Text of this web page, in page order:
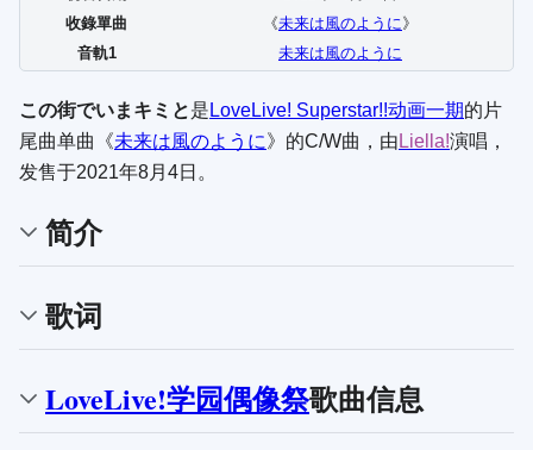
收錄單曲
《未来は風のように》
音軌1
未来は風のように
この街でいまキミと是 LoveLive! Superstar!!动画一期的片
尾曲单曲《未来は風のように》的C/W曲，由 Liella!演唱，
发售于2021年8月4日。
简介
歌词
LoveLive!学园偶像祭歌曲信息